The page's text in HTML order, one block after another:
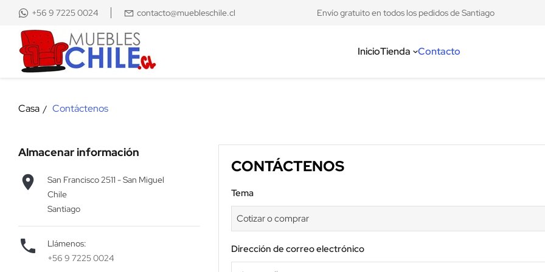
+56 9 7225 0024 contacto@muebleschile.cl Envío gratuito en todos los pedidos de Santiago
InicioTienda Contacto
Casa Contáctenos
Almacenar información

San Francisco 2511 - San Miguel
Chile
Santiago

Llámenos:
+56 9 7225 0024
CONTÁCTENOS
Tema
Dirección de correo electrónico